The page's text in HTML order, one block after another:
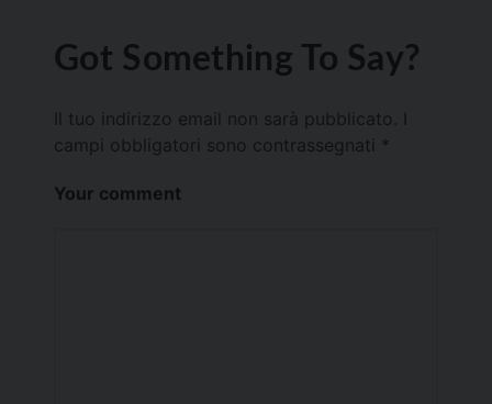
Got Something To Say?
Il tuo indirizzo email non sarà pubblicato.
campi obbligatori sono contrassegnati *
Your comment